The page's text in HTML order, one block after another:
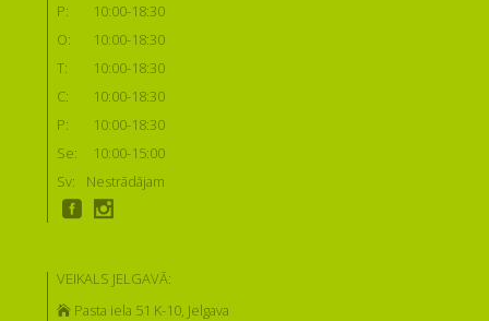
P:
10:00-18:30
O:
10:00-18:30
T:
10:00-18:30
C:
10:00-18:30
P:
10:00-18:30
Se:
10:00-15:00
Sv:
Nestrādājam
VEIKALS JELGAVĀ:
Pasta iela 51 K-10, Jelgava